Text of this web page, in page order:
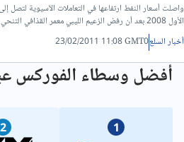
واصلت أسعار النفط ارتفاعها في التعاملات الآسيوية لتصل
الأول 2008 بعد أن رفض الزعيم الليبي معمر القذافي التنحي عن السلطة.
أخبار السلع23/02/2011 11:08 GMT0
أفضل وسطاء الفوركس
1
2